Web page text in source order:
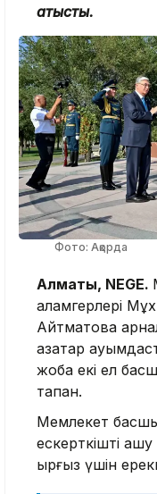
қатысты.
Фото: Ақорда
Алматы, NEGE.
қаламгерлері
Айтматовқа
қазақтар
жоба екі ел
тапқан.
Мемлекет
ескерткішті ашу
қырғыз үшін